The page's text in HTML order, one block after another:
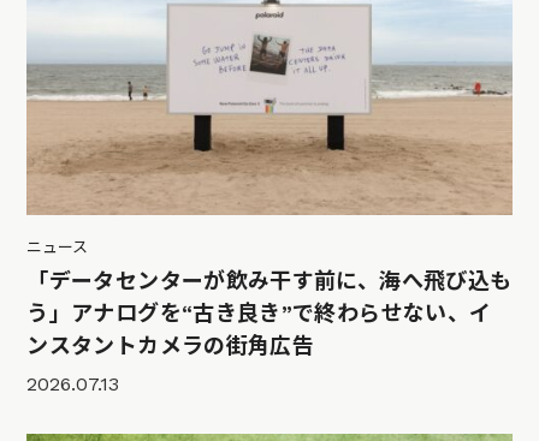
ニュース
「データセンターが飲み干す前に、海へ飛び込も
う」アナログを“古き良き”で終わらせない、イ
ンスタントカメラの街角広告
2026.07.13